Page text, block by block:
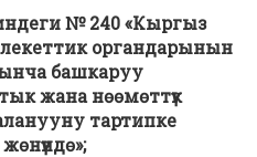
№ 240 «Кыргыз
органдарынын
башкаруу
жана нөөмөттүк
тартипке